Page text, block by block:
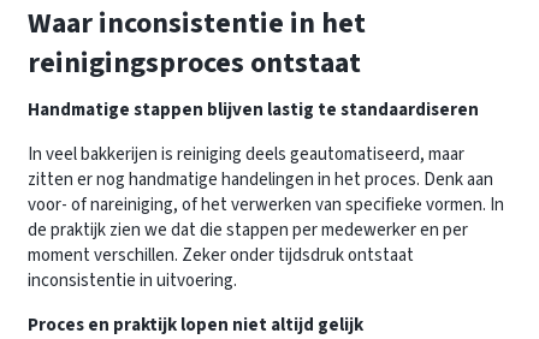
Waar inconsistentie in het
reinigingsproces ontstaat
Handmatige stappen blijven lastig te standaardiseren
In veel bakkerijen is reiniging deels geautomatiseerd, maar
zitten er nog handmatige handelingen in het proces. Denk aan
voor- of nareiniging, of het verwerken van specifieke vormen. In
de praktijk zien we dat die stappen per medewerker en per
moment verschillen. Zeker onder tijdsdruk ontstaat
inconsistentie in uitvoering.
Proces en praktijk lopen niet altijd gelijk